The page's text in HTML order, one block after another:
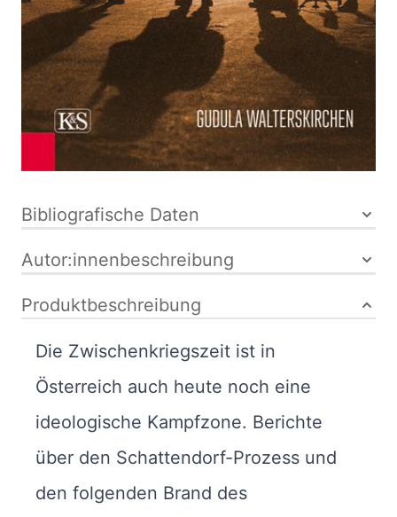
Scheriau
Buch
208 Seiten
festgebunden
mit
Schutzumschlag
ISBN: 978-3-
218-01063-4
Bibliografische Daten
Autor:innenbeschreibung
Produktbeschreibung
Die Zwischenkriegszeit ist in
Österreich auch heute noch eine
ideologische Kampfzone. Berichte
über den Schattendorf-Prozess und
den folgenden Brand des